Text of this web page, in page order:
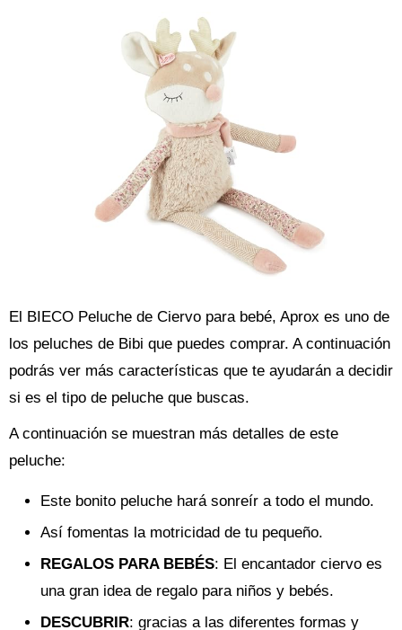
El BIECO Peluche de Ciervo para bebé, Aprox es uno de
los peluches de Bibi que puedes comprar. A continuación
podrás ver más características que te ayudarán a decidir
si es el tipo de peluche que buscas.
A continuación se muestran más detalles de este
peluche:
Este bonito peluche hará sonreír a todo el mundo.
Así fomentas la motricidad de tu pequeño.
REGALOS PARA BEBÉS: El encantador ciervo es
una gran idea de regalo para niños y bebés.
DESCUBRIR: gracias a las diferentes formas y